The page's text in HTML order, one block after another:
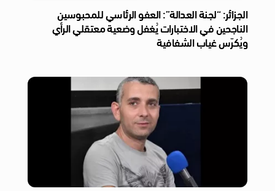
الجزائر: “لجنة العدالة”: العفو الرئاسي للمحبوسين
الناجحين في الاختبارات يُغفل وضعية معتقلي الرأي
ويُكرّس غياب الشفافية